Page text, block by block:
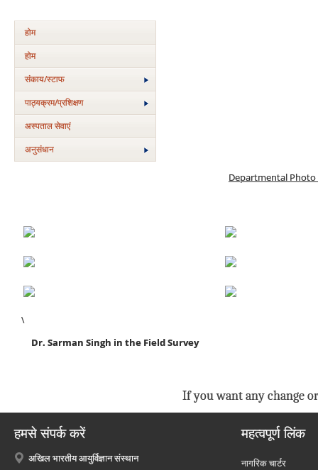
होम
होम
संकाय/स्‍टाफ
पाठ्यक्रम/प्रशिक्षण
अस्‍पताल सेवाएं
अनुसंधान
Departmental Photo
\
Dr. Sarman Singh in the Field Survey
If you want any change
हमसे संपर्क करें
अखिल भारतीय आयुर्विज्ञान संस्थान
महत्वपूर्ण लिंक
नागरिक चार्टर